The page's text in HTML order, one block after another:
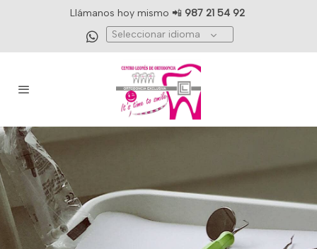
Llámanos hoy mismo 📲 987 21 54 92
Seleccionar idioma